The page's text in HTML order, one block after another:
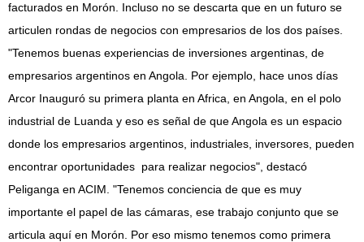
facturados en Morón. Incluso no se descarta que en un futuro se
articulen rondas de negocios con empresarios de los dos países.
"Tenemos buenas experiencias de inversiones argentinas, de
empresarios argentinos en Angola. Por ejemplo, hace unos días
Arcor Inauguró su primera planta en Africa, en Angola, en el polo
industrial de Luanda y eso es señal de que Angola es un espacio
donde los empresarios argentinos, industriales, inversores, pueden
encontrar oportunidades para realizar negocios", destacó
Peliganga en ACIM. "Tenemos conciencia de que es muy
importante el papel de las cámaras, ese trabajo conjunto que se
articula aquí en Morón. Por eso mismo tenemos como primera